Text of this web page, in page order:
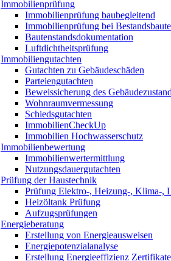
Immobilienprüfung
Immobilienprüfung baubegleitend
Immobilienprüfung bei
Bautenstandsdokumentation
Luftdichtheitsprüfung
Immobiliengutachten
Gutachten zu Gebäudeschäden
Parteiengutachten
Beweissicherung des
Wohnraumvermessung
Schiedsgutachten
ImmobilienCheckUp
Immobilien Hochwasserschutz
Immobilienbewertung
Immobilienwertermittlung
Nutzungsdauergutachten
Prüfung der Haustechnik
Prüfung Elektro-, Heizung-, Klima-,
Heizöltank Prüfung
Aufzugsprüfungen
Energieberatung
Erstellung von Energieausweisen
Energiepotenzialanalyse
Erstellung Energieeffizienz Zertifikate